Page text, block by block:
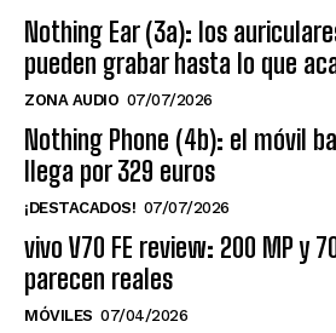
Nothing Ear (3a): los
pueden grabar hasta lo que
ZONA AUDIO 07/07/2026
Nothing Phone (4b): el móvil
llega por 329 euros
¡DESTACADOS! 07/07/2026
vivo V70 FE review: 200 MP y
parecen reales
MÓVILES 07/04/2026